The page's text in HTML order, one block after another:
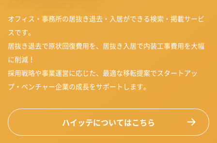
オフィス・事務所の居抜き退去・入居ができる検索・掲載サービ
スです。
居抜き退去で原状回復費用を、居抜き入居で内装工事費用を大幅
に削減！
採用戦略や事業運営に応じた、最適な移転提案でスタートアッ
プ・ベンチャー企業の成長をサポートします。
ハイッテについてはこちら